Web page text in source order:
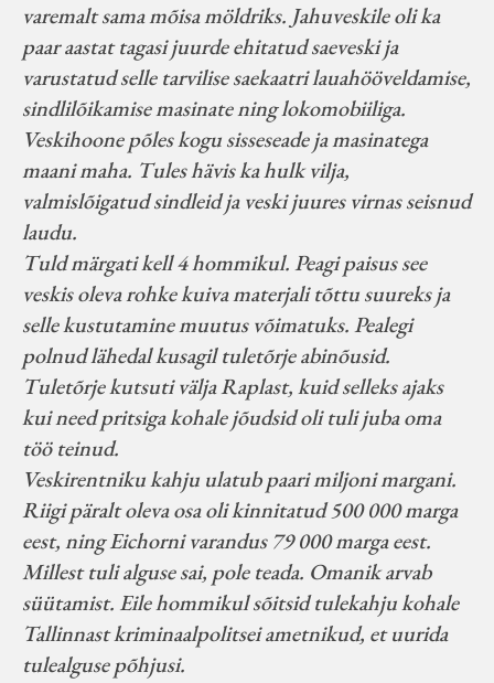
varemalt sama mõisa möldriks. Jahuveskile oli ka
paar aastat tagasi juurde ehitatud saeveski ja
varustatud selle tarvilise saekaatri lauahööveldamise,
sindlilõikamise masinate ning lokomobiiliga.
Veskihoone põles kogu sisseseade ja masinatega
maani maha. Tules hävis ka hulk vilja,
valmislõigatud sindleid ja veski juures virnas seisnud
laudu.
Tuld märgati kell 4 hommikul. Peagi paisus see
veskis oleva rohke kuiva materjali tõttu suureks ja
selle kustutamine muutus võimatuks. Pealegi
polnud lähedal kusagil tuletõrje abinõusid.
Tuletõrje kutsuti välja Raplast, kuid selleks ajaks
kui need pritsiga kohale jõudsid oli tuli juba oma
töö teinud.
Veskirentniku kahju ulatub paari miljoni margani.
Riigi päralt oleva osa oli kinnitatud 500 000 marga
eest, ning Eichorni varandus 79 000 marga eest.
Millest tuli alguse sai, pole teada. Omanik arvab
süütamist. Eile hommikul sõitsid tulekahju kohale
Tallinnast kriminaalpolitsei ametnikud, et uurida
tulealguse põhjusi.